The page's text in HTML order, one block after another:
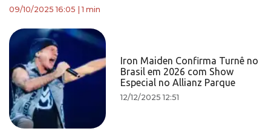
09/10/2025 16:05 |1 min
Iron Maiden Confirma Turnê no
Brasil em 2026 com Show
Especial no Allianz Parque
12/12/2025 12:51